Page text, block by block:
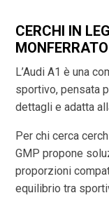
CERCHI IN
MONFERRATO
L’Audi A1 è una
sportivo, pensata
dettagli e adatta
Per chi cerca
GMP propone
proporzioni
equilibrio tra